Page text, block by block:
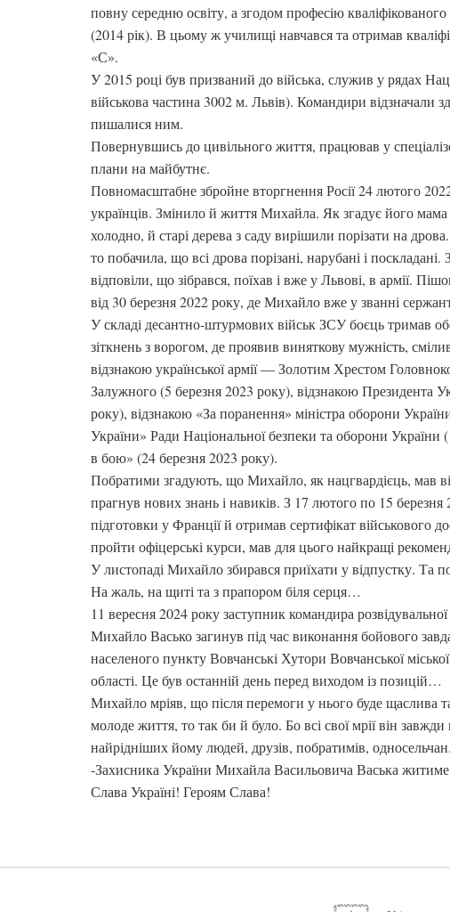
повну середню освіту, а згодом професію
(2014 рік). В цьому ж училищі навчався та отримав
«С».
У 2015 році був призваний до війська, служив у рядах
військова частина 3002 м. Львів). Командири відзначали
пишалися ним.
Повернувшись до цивільного життя, працював у
плани на майбутнє.
Повномасштабне збройне вторгнення Росії 24 лютого
українців. Змінило й життя Михайла. Як згадує його
холодно, й старі дерева з саду вирішили порізати на
то побачила, що всі дрова порізані, нарубані і
відповіли, що зібрався, поїхав і вже у Львові, в армії.
від 30 березня 2022 року, де Михайло вже у званні
У складі десантно-штурмових військ ЗСУ боєць тримав
зіткнень з ворогом, де проявив виняткову мужність,
відзнакою української армії –– Золотим Хрестом
Залужного (5 березня 2023 року), відзнакою Президента
року), відзнакою «За поранення» міністра оборони
України» Ради Національної безпеки та оборони
в бою» (24 березня 2023 року).
Побратими згадують, що Михайло, як нацгвардієць, мав
прагнув нових знань і навиків. З 17 лютого по 15
підготовки у Франції й отримав сертифікат військового
пройти офіцерські курси, мав для цього найкращі
У листопаді Михайло збирався приїхати у відпустку. Та
На жаль, на щиті та з прапором біля серця…
11 вересня 2024 року заступник командира
Михайло Васько загинув під час виконання бойового
населеного пункту Вовчанські Хутори Вовчанської
області. Це був останній день перед виходом із позицій…
Михайло мріяв, що після перемоги у нього буде щаслива
молоде життя, то так би й було. Бо всі свої мрії він
найрідніших йому людей, друзів, побратимів,
-Захисника України Михайла Васильовича Васька
Слава Україні! Героям Слава!